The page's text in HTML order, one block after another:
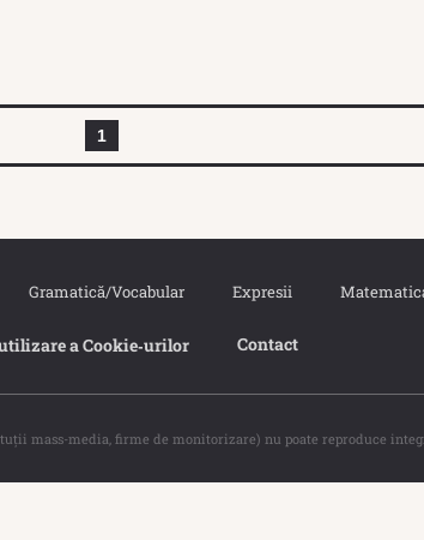
1
Gramatică/Vocabular Expresii
a Cookie‐urilor Contact
mass-media, firme de monitorizare) nu poate reproduce